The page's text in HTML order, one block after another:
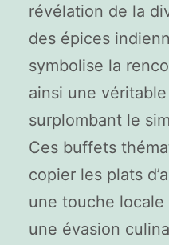
révélation de la
des épices
symbolise la
ainsi une
surplombant le
Ces buffets
copier les plats
une touche
une évasion